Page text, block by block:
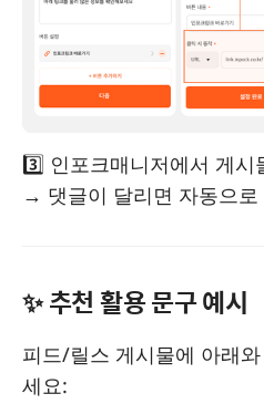
3️⃣ 인포크매니저에서 게시
→ 댓글이 달리면 자동으로
✨ 추천 활용 문구 예시
피드/릴스 게시물에 아래
세요: